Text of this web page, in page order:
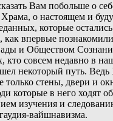
Вам побольше о
о настоящем и
которые
как впервые
и Обществом
кто совсем недавно в
некоторый путь.
только стены, двери и
которые в него ходят
изучения и
вайшнавизма.